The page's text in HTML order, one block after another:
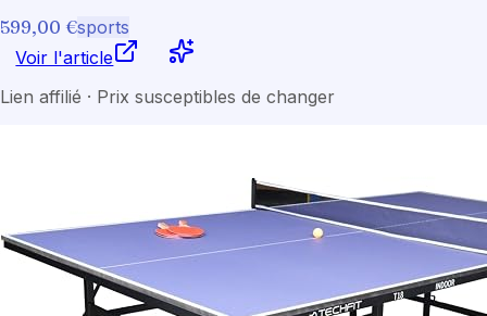
599,00 €sports
Voir l'article
Lien affilié · Prix susceptibles de changer